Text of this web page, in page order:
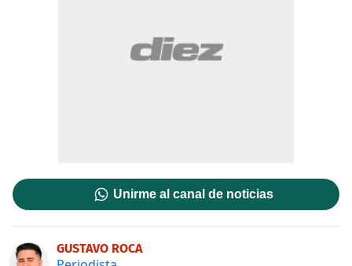
Unirme al canal de noticias
GUSTAVO ROCA